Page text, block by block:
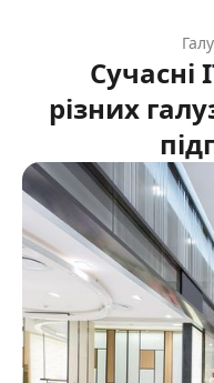
Сучасні
різних